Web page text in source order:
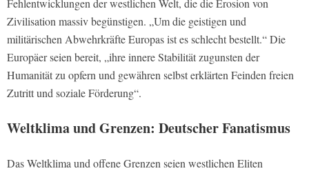
Fehlentwicklungen der westlichen Welt, die die Erosion von
Zivilisation massiv begünstigen. „Um die geistigen und
militärischen Abwehrkräfte Europas ist es schlecht bestellt.“ Die
Europäer seien bereit, „ihre innere Stabilität zugunsten der
Humanität zu opfern und gewähren selbst erklärten Feinden freien
Zutritt und soziale Förderung“.
Weltklima und Grenzen: Deutscher Fanatismus
Das Weltklima und offene Grenzen seien westlichen Eliten